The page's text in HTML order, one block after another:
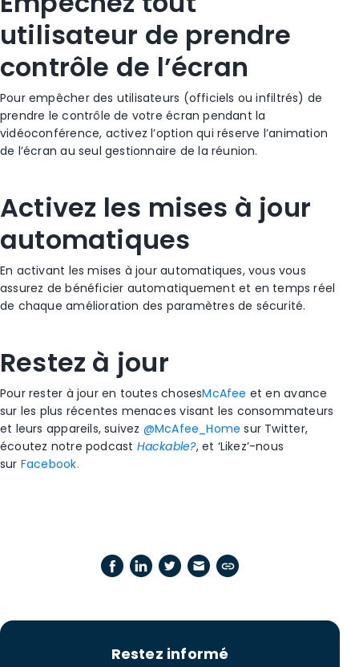
utilisateur de prendre
contrôle de l’écran
Pour empêcher des utilisateurs (officiels ou infiltrés) de
prendre le contrôle de votre écran pendant la
vidéoconférence, activez l’option qui réserve l’animation
de l’écran au seul gestionnaire de la réunion.
Activez les mises à jour
automatiques
En activant les mises à jour automatiques, vous vous
assurez de bénéficier automatiquement et en temps réel
de chaque amélioration des paramètres de sécurité.
Restez à jour
Pour rester à jour en toutes chosesMcAfee et en avance
sur les plus récentes menaces visant les consommateurs
et leurs appareils, suivez @McAfee_Homesur Twitter,
écoutez notre podcast Hackable?, et ‘Likez’-nous
sur Facebook.
Restez informé